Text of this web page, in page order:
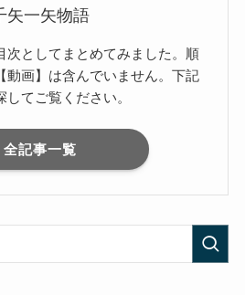
矢一矢物語
次としてまとめてみました。順
動画】は含んでいません。下記
てご覧ください。
全記事一覧